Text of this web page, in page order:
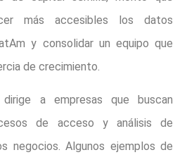
más accesibles los datos
y consolidar un equipo que
de crecimiento.
a empresas que buscan
de acceso y análisis de
negocios. Algunos ejemplos de